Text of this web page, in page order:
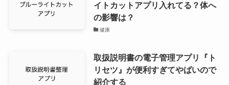
イトカットアプリ入れてる？体へ
の影響は？
健康
取扱説明書の電子管理アプリ『ト
リセツ』が便利すぎてやばいので
紹介する